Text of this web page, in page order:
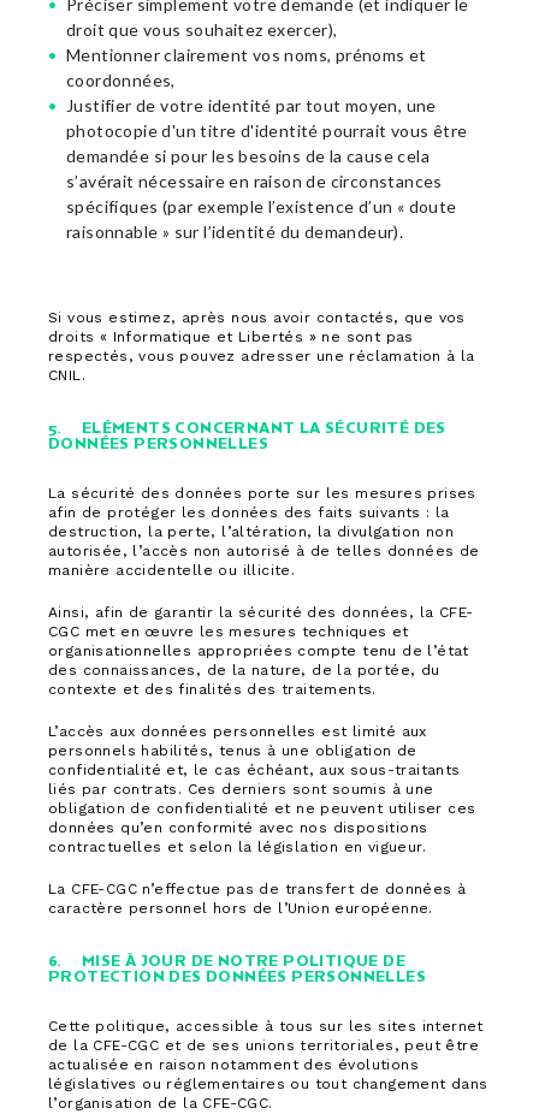
Préciser simplement votre demande (et indiquer le
droit que vous souhaitez exercer),
Mentionner clairement vos noms, prénoms et
coordonnées,
Justifier de votre identité par tout moyen, une
photocopie d'un titre d'identité pourrait vous être
demandée si pour les besoins de la cause cela
s’avérait nécessaire en raison de circonstances
spécifiques (par exemple l’existence d’un « doute
raisonnable » sur l’identité du demandeur).
Si vous estimez, après nous avoir contactés, que vos
droits « Informatique et Libertés » ne sont pas
respectés, vous pouvez adresser une réclamation à la
CNIL.
5. ELÉMENTS CONCERNANT LA SÉCURITÉ DES
DONNÉES PERSONNELLES
La sécurité des données porte sur les mesures prises
afin de protéger les données des faits suivants : la
destruction, la perte, l’altération, la divulgation non
autorisée, l’accès non autorisé à de telles données de
manière accidentelle ou illicite.
Ainsi, afin de garantir la sécurité des données, la CFE-
CGC met en œuvre les mesures techniques et
organisationnelles appropriées compte tenu de l’état
des connaissances, de la nature, de la portée, du
contexte et des finalités des traitements.
L’accès aux données personnelles est limité aux
personnels habilités, tenus à une obligation de
confidentialité et, le cas échéant, aux sous-traitants
liés par contrats. Ces derniers sont soumis à une
obligation de confidentialité et ne peuvent utiliser ces
données qu’en conformité avec nos dispositions
contractuelles et selon la législation en vigueur.
La CFE-CGC n’effectue pas de transfert de données à
caractère personnel hors de l’Union européenne.
6. MISE À JOUR DE NOTRE POLITIQUE DE
PROTECTION DES DONNÉES PERSONNELLES
Cette politique, accessible à tous sur les sites internet
de la CFE-CGC et de ses unions territoriales, peut être
actualisée en raison notamment des évolutions
législatives ou réglementaires ou tout changement dans
l’organisation de la CFE-CGC.